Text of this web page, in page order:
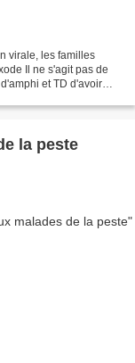
virale, les familles
Il ne s'agit pas de
et TD d'avoir
la peste